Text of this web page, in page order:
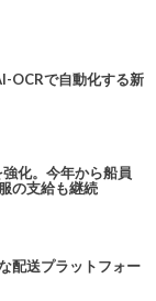
OCRで自動化する新
化。今年から船員
の支給も継続
配送プラットフォー